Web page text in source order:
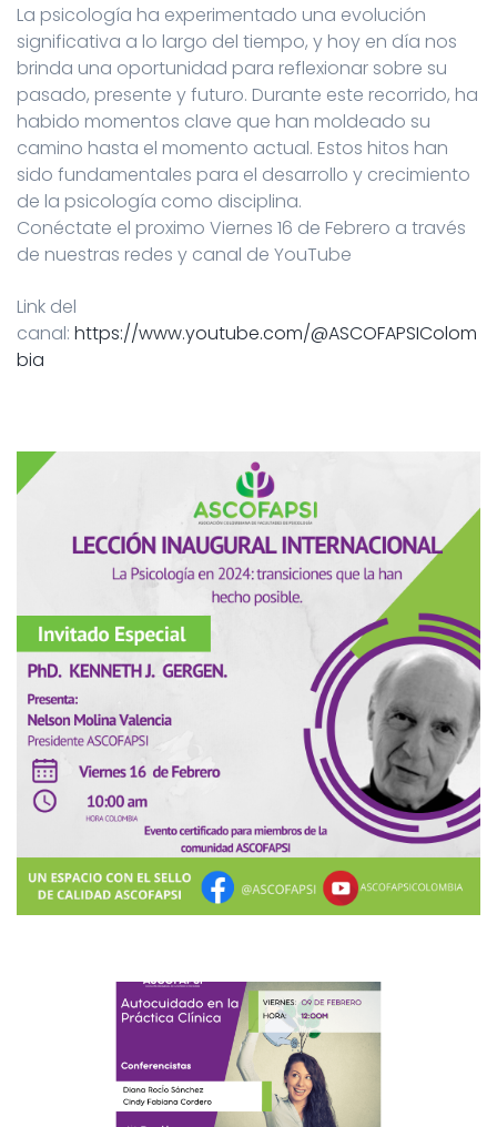
La psicología ha experimentado una evolución
significativa a lo largo del tiempo, y hoy en día nos
brinda una oportunidad para reflexionar sobre su
pasado, presente y futuro. Durante este recorrido, ha
habido momentos clave que han moldeado su
camino hasta el momento actual. Estos hitos han
sido fundamentales para el desarrollo y crecimiento
de la psicología como disciplina.
Conéctate el proximo Viernes 16 de Febrero a través
de nuestras redes y canal de YouTube
Link del
canal: https://www.youtube.com/@ASCOFAPSIColom
bia